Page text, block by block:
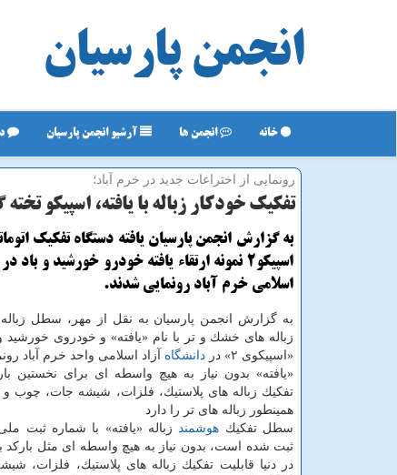
انجمن پارسیان
خانه انجمن ها آرشیو انجمن پارسیان
رونمایی از اختراعات جدید در خرم آباد؛
تفكیك خودكار زباله با یافته، اسپیكو
به گزارش انجمن پارسیان یافته دستگاه تفكیك
اسپیكو۲ نمونه ارتقاء یافته خودرو خورشید و باد
اسلامی خرم آباد رونمایی شدند.
به گزارش انجمن پارسیان به نقل از مهر، سطل زباله
زباله های خشك و تر با نام «یافته» و خودروی خورشید و
«اسپیكوی ۲» در
دانشگاه آزاد اسلامی واحد خرم آباد
«یافته» بدون نیاز به هیچ واسطه ای برای نخستین بار
تفكیك زباله های پلاستیك، فلزات، شیشه جات، چوب و
همینطور زباله های تر را دارد
سطل تفكیك هوشمند
ثبت شده است، بدون نیاز به هیچ واسطه ای مثل باركد
در دنیا قابلیت تفكیك زباله های پلاستیك، فلزات،